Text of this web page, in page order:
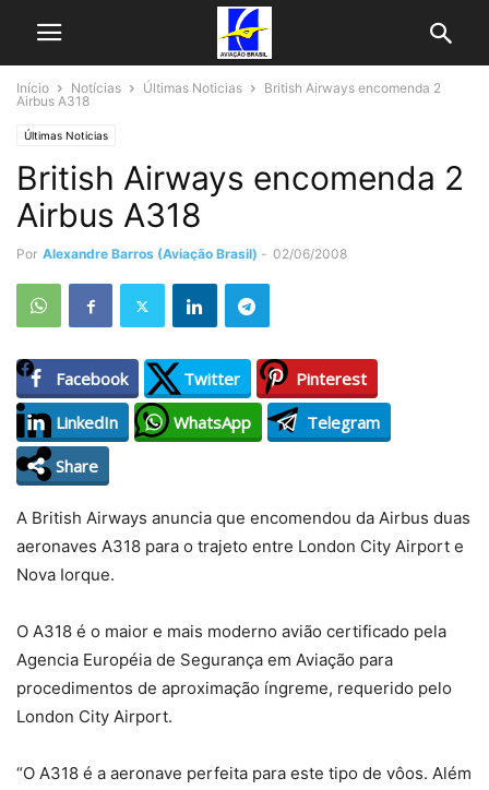
Início Notícias Últimas Noticias
British Airways encomenda 2
Airbus A318
Últimas Noticias
British Airways encomenda 2
Airbus A318
Por Alexandre Barros (Aviação Brasil) - 02/06/2008
Facebook Twitter
Pinterest
LinkedIn
WhatsApp
Telegram
Share
A British Airways anuncia que encomendou da Airbus duas
aeronaves A318 para o trajeto entre London City Airport e
Nova Iorque.
O A318 é o maior e mais moderno avião certificado pela
Agencia Européia de Segurança em Aviação para
procedimentos de aproximação íngreme, requerido pelo
London City Airport.
“O A318 é a aeronave perfeita para este tipo de vôos. Além